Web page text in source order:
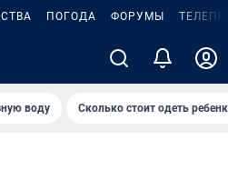
ПОГОДА ФОРУМЫ
воду Сколько стоит одеть